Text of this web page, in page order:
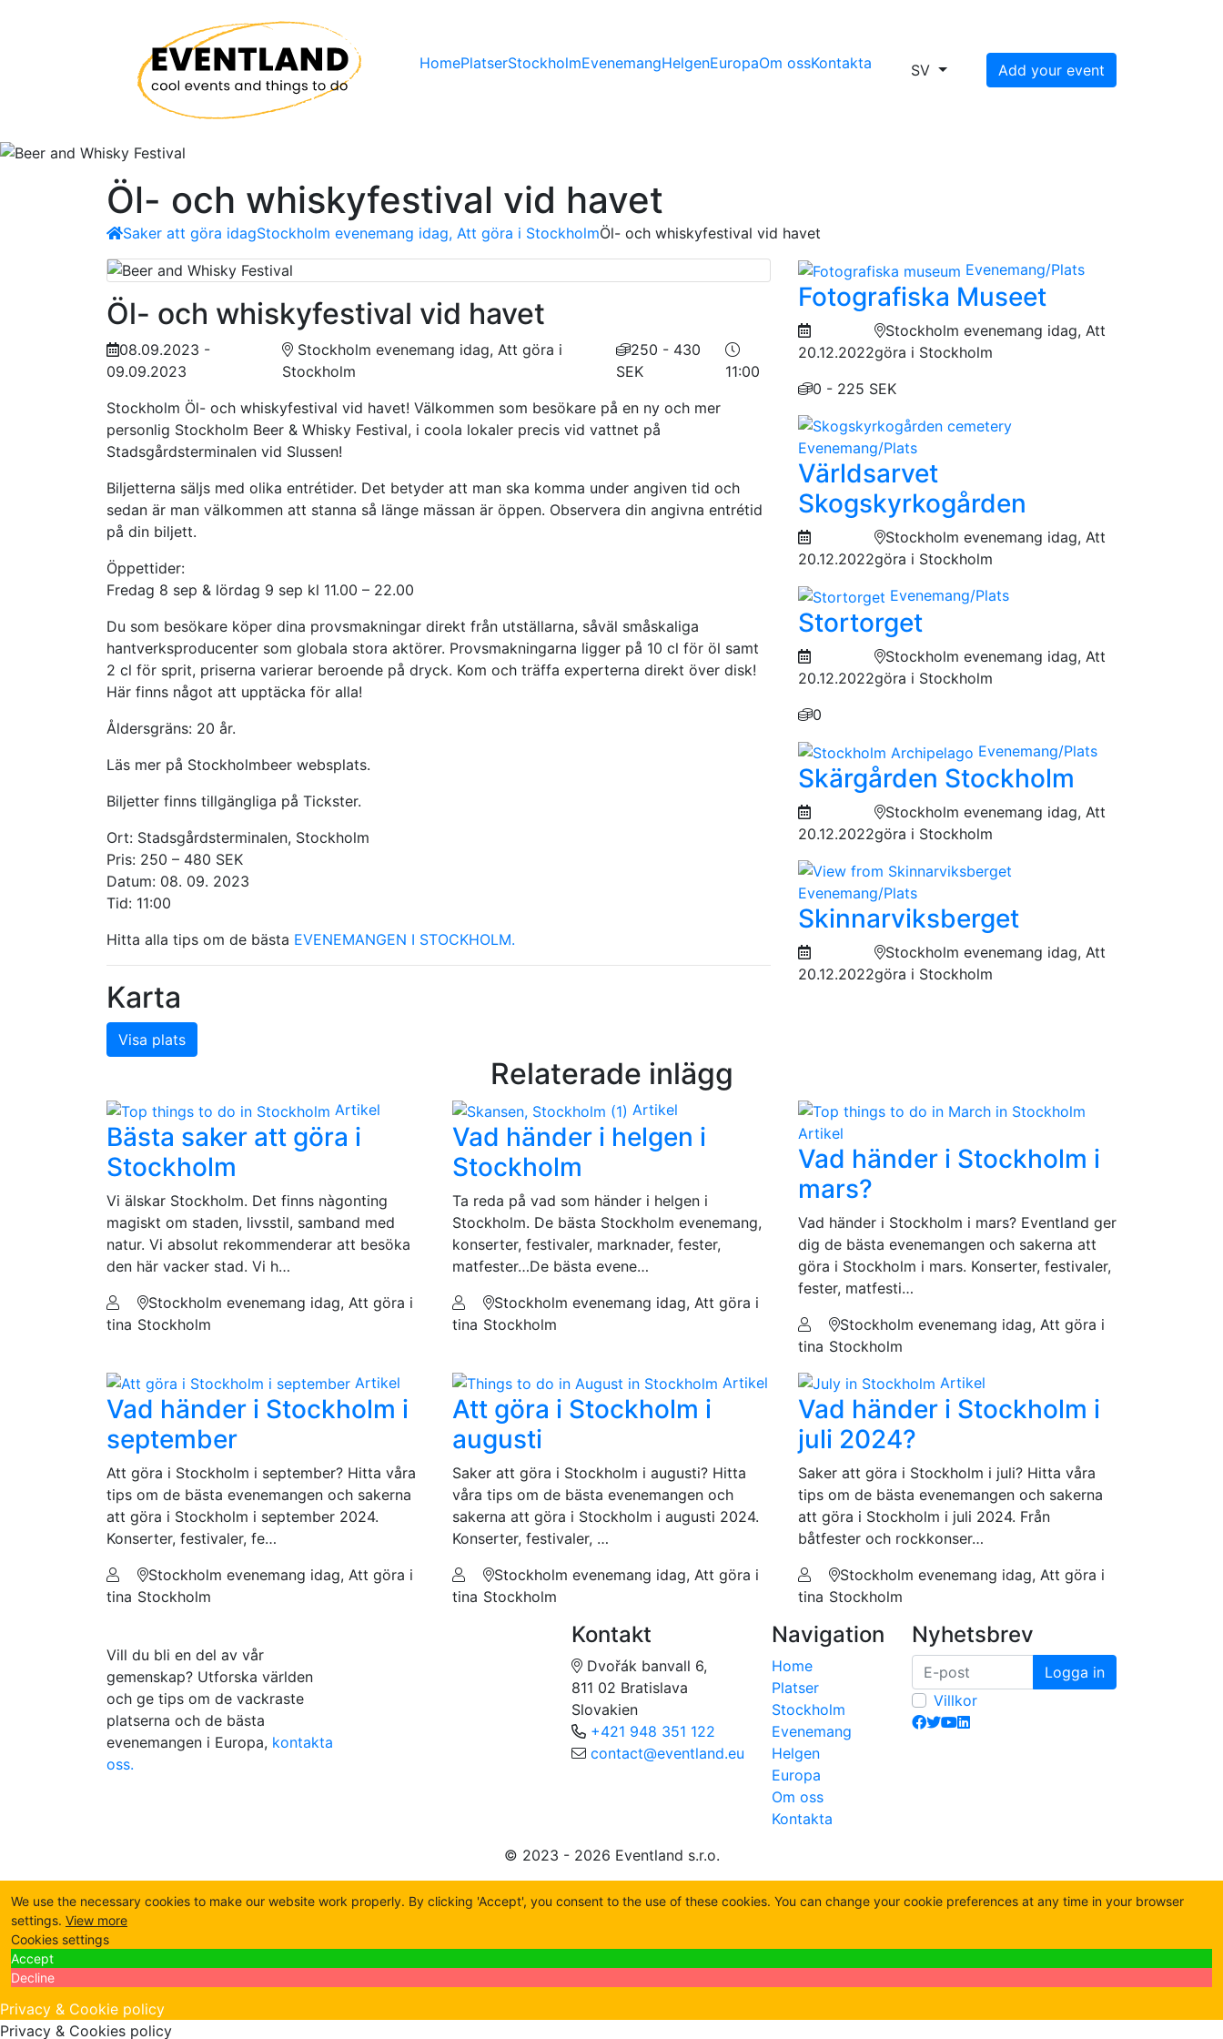
HomePlatserStockholmEvenemangHelgenEuropaOm ossKontakta SV Add your event
Öl- och whiskyfestival vid havet
Saker att göra idagStockholm evenemang idag, Att göra i StockholmÖl- och whiskyfestival vid havet
Öl- och whiskyfestival vid havet
08.09.2023 -
09.09.2023
Stockholm evenemang idag, Att göra i
Stockholm
250 - 430
SEK
11:00
Stockholm Öl- och whiskyfestival vid havet! Välkommen som besökare på en ny och mer
personlig Stockholm Beer & Whisky Festival, i coola lokaler precis vid vattnet på
Stadsgårdsterminalen vid Slussen!
Biljetterna säljs med olika entrétider. Det betyder att man ska komma under angiven tid och
sedan är man välkommen att stanna så länge mässan är öppen. Observera din angivna entrétid
på din biljett.
Öppettider:
Fredag 8 sep & lördag 9 sep kl 11.00 – 22.00
Du som besökare köper dina provsmakningar direkt från utställarna, såväl småskaliga
hantverksproducenter som globala stora aktörer. Provsmakningarna ligger på 10 cl för öl samt
2 cl för sprit, priserna varierar beroende på dryck. Kom och träffa experterna direkt över disk!
Här finns något att upptäcka för alla!
Åldersgräns: 20 år.
Läs mer på Stockholmbeer websplats.
Biljetter finns tillgängliga på Tickster.
Ort: Stadsgårdsterminalen, Stockholm
Pris: 250 – 480 SEK
Datum: 08. 09. 2023
Tid: 11:00
Hitta alla tips om de bästa EVENEMANGEN I STOCKHOLM.
Karta
Visa plats
Evenemang/Plats
Fotografiska Museet
20.12.2022
Stockholm evenemang idag, Att
göra i Stockholm
0 - 225 SEK
Evenemang/Plats
Världsarvet
Skogskyrkogården
20.12.2022
Stockholm evenemang idag, Att
göra i Stockholm
Evenemang/Plats
Stortorget
20.12.2022
Stockholm evenemang idag, Att
göra i Stockholm
0
Evenemang/Plats
Skärgården Stockholm
20.12.2022
Stockholm evenemang idag, Att
göra i Stockholm
Evenemang/Plats
Skinnarviksberget
20.12.2022
Stockholm evenemang idag, Att
göra i Stockholm
Relaterade inlägg
Artikel
Bästa saker att göra i
Stockholm
Vi älskar Stockholm. Det finns nàgonting
magiskt om staden, livsstil, samband med
natur. Vi absolut rekommenderar att besöka
den här vacker stad. Vi h…
tina
Stockholm evenemang idag, Att göra i
Stockholm
Artikel
Vad händer i helgen i
Stockholm
Ta reda på vad som händer i helgen i
Stockholm. De bästa Stockholm evenemang,
konserter, festivaler, marknader, fester,
matfester…De bästa evene…
tina
Stockholm evenemang idag, Att göra i
Stockholm
Artikel
Vad händer i Stockholm i
mars?
Vad händer i Stockholm i mars? Eventland ger
dig de bästa evenemangen och sakerna att
göra i Stockholm i mars. Konserter, festivaler,
fester, matfesti…
tina
Stockholm evenemang idag, Att göra i
Stockholm
Artikel
Vad händer i Stockholm i
september
Att göra i Stockholm i september? Hitta våra
tips om de bästa evenemangen och sakerna
att göra i Stockholm i september 2024.
Konserter, festivaler, fe…
tina
Stockholm evenemang idag, Att göra i
Stockholm
Artikel
Att göra i Stockholm i
augusti
Saker att göra i Stockholm i augusti? Hitta
våra tips om de bästa evenemangen och
sakerna att göra i Stockholm i augusti 2024.
Konserter, festivaler, …
tina
Stockholm evenemang idag, Att göra i
Stockholm
Artikel
Vad händer i Stockholm i
juli 2024?
Saker att göra i Stockholm i juli? Hitta våra
tips om de bästa evenemangen och sakerna
att göra i Stockholm i juli 2024. Från
båtfester och rockkonser…
tina
Stockholm evenemang idag, Att göra i
Stockholm
Vill du bli en del av vår
gemenskap? Utforska världen
och ge tips om de vackraste
platserna och de bästa
evenemangen i Europa, kontakta
oss.
Kontakt
Dvořák banvall 6,
811 02 Bratislava
Slovakien
+421 948 351 122
contact@eventland.eu
Navigation
Home
Platser
Stockholm
Evenemang
Helgen
Europa
Om oss
Kontakta
Nyhetsbrev
Logga in
Villkor
© 2023 - 2026 Eventland s.r.o.
We use the necessary cookies to make our website work properly. By clicking 'Accept', you consent to the use of these cookies. You can change your cookie preferences at any time in your browser
settings. View more
Cookies settings
Accept
Decline
Privacy & Cookie policy
Privacy & Cookies policy